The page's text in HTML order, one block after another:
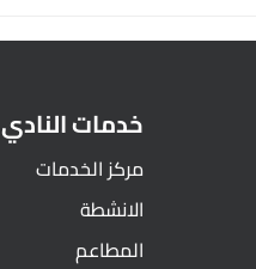
خدمات النادي
مركز الخدمات
الانشطة
المطاعم